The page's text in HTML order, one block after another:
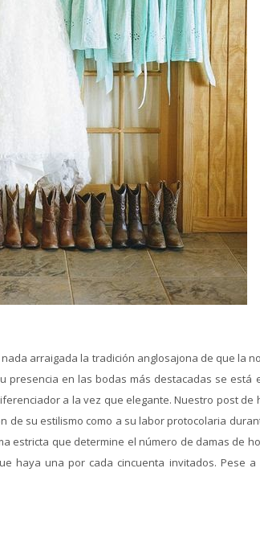
arraigada la tradición anglosajona de que la
presencia en las bodas más destacadas se está
a la vez que elegante. Nuestro post de
de su estilismo como a su labor protocolaria
estricta que determine el número de damas de
haya una por cada cincuenta invitados. Pese